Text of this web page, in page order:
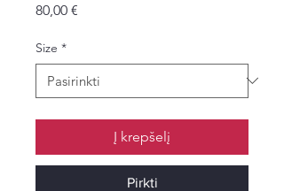
80,00 €
Size *
Į krepšelį
Pirkti